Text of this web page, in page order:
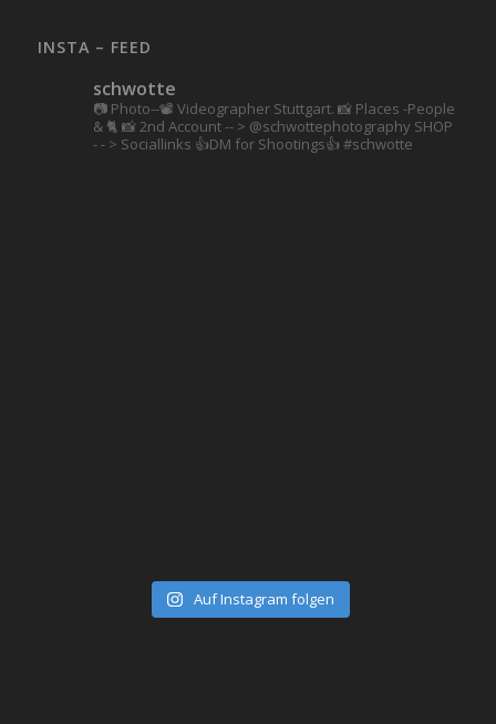
INSTA – FEED
schwotte
📷 Photo--📽️ Videographer Stuttgart. 📸 Places -People
& 🐈 📸 2nd Account-- > @schwottephotography SHOP
- - > Sociallinks 👍DM for Shootings👍 #schwotte
Auf Instagram folgen